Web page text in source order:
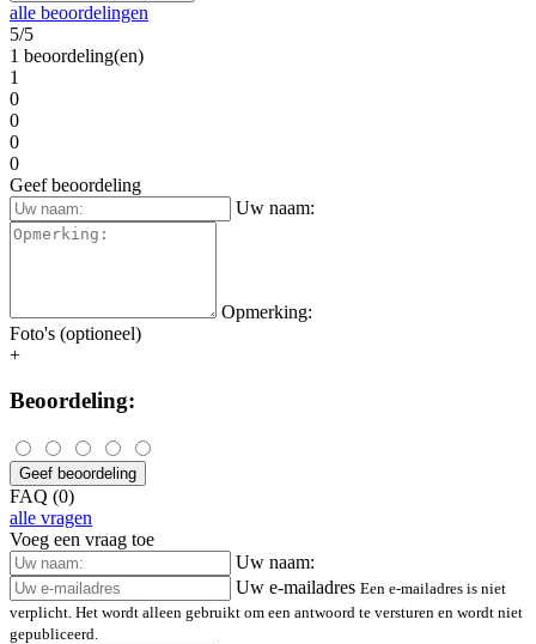
alle beoordelingen
5/5
1 beoordeling(en)
1
0
0
0
0
Geef beoordeling
Uw naam:
Opmerking:
Foto's (optioneel)
+
Beoordeling:
Geef beoordeling
FAQ (0)
alle vragen
Voeg een vraag toe
Uw naam:
Uw e-mailadres Een e-mailadres is niet
verplicht. Het wordt alleen gebruikt om een antwoord te versturen en wordt niet
gepubliceerd.